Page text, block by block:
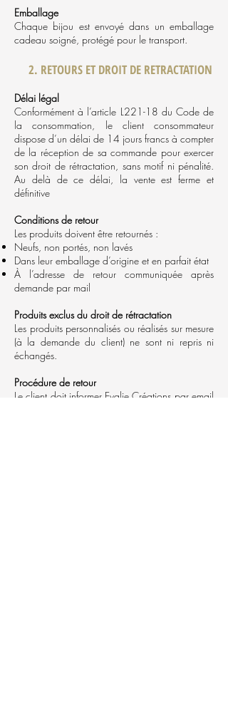
Emballage
Chaque bijou est envoyé dans un emballage
cadeau soigné, protégé pour le transport.
2. RETOURS ET DROIT DE RETRACTATION
Délai légal
Conformément à l’article L221-18 du Code de
la consommation, le client consommateur
dispose d’un délai de 14 jours francs à compter
de la réception de sa commande pour exercer
son droit de rétractation, sans motif ni pénalité.
Au delà de ce délai, la vente est ferme et
définitive
Conditions de retour
Les produits doivent être retournés :
Neufs, non portés, non lavés
Dans leur emballage d’origine et en parfait état
À l’adresse de retour communiquée après
demande par mail
Produits exclus du droit de rétractation
Les produits personnalisés ou réalisés sur mesure
(à la demande du client) ne sont ni repris ni
échangés.
Procédure de retour
Le client doit informer Evalie Créations par email